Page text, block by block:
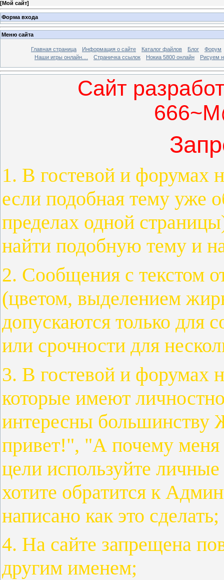
[Мой сайт]
Форма входа
Меню сайта
Главная страница Информация о сайте Каталог файлов Блог
Форум
Наши игры онлайн....
Страничка ссылок Нокиа 5800 онлайн Рисуем
Сайт
1. В гостевой и форумах
если подобная тему уже
пределах одной
найти подобную тему и
2. Сообщения с текстом
(цветом, выделением
допускаются только для
или срочности для
3. В гостевой и форумах
которые имеют
интересны
привет!", "А почему меня
цели используйте
хотите обратится к
написано как это сделать;
4. На сайте запрещена
другим именем;